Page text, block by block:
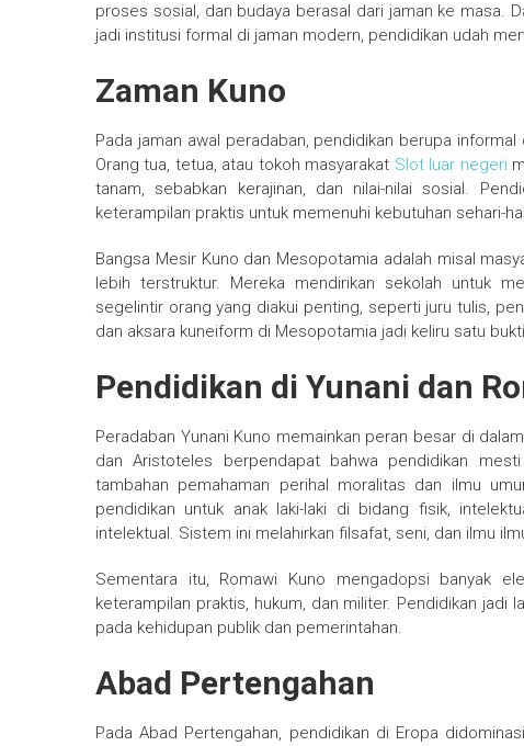
proses sosial, dan budaya berasal dari jaman ke masa.
jadi institusi formal di jaman modern, pendidikan udah
Zaman Kuno
Pada jaman awal peradaban, pendidikan berupa
Orang tua, tetua, atau tokoh masyarakat Slot luar negeri
tanam, sebabkan kerajinan, dan nilai-nilai sosial.
keterampilan praktis untuk memenuhi kebutuhan sehari-
Bangsa Mesir Kuno dan Mesopotamia adalah misal
lebih terstruktur. Mereka mendirikan sekolah untuk
segelintir orang yang diakui penting, seperti juru tulis,
dan aksara kuneiform di Mesopotamia jadi keliru satu
Pendidikan di Yunani dan
Peradaban Yunani Kuno memainkan peran besar di
dan Aristoteles berpendapat bahwa pendidikan
tambahan pemahaman perihal moralitas dan ilmu
pendidikan untuk anak laki-laki di bidang fisik,
intelektual. Sistem ini melahirkan filsafat, seni, dan ilmu
Sementara itu, Romawi Kuno mengadopsi banyak
keterampilan praktis, hukum, dan militer. Pendidikan jadi
pada kehidupan publik dan pemerintahan.
Abad Pertengahan
Pada Abad Pertengahan, pendidikan di Eropa